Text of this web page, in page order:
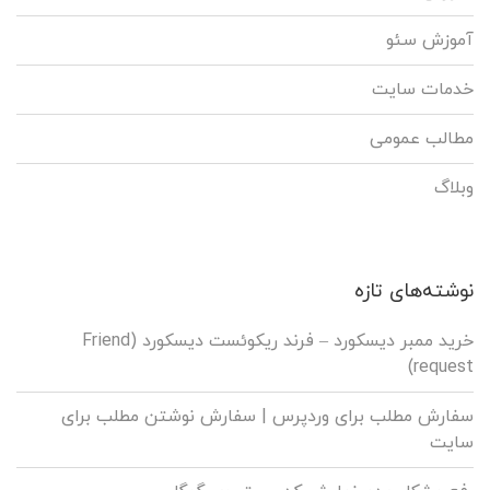
آموزش سئو
خدمات سایت
مطالب عمومی
وبلاگ
نوشته‌های تازه
خرید ممبر دیسکورد – فرند ریکوئست دیسکورد (Friend
request)
سفارش مطلب برای وردپرس |‌ سفارش نوشتن مطلب برای
سایت